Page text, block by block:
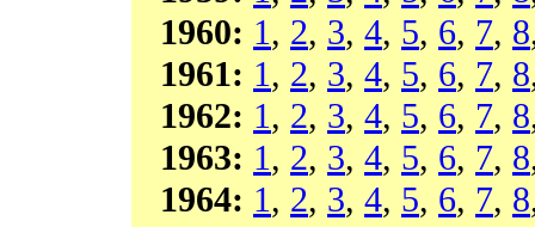
1960: 1, 2, 3, 4, 5, 6, 7, 8
1961: 1, 2, 3, 4, 5, 6, 7, 8
1962: 1, 2, 3, 4, 5, 6, 7, 8
1963: 1, 2, 3, 4, 5, 6, 7, 8
1964: 1, 2, 3, 4, 5, 6, 7, 8